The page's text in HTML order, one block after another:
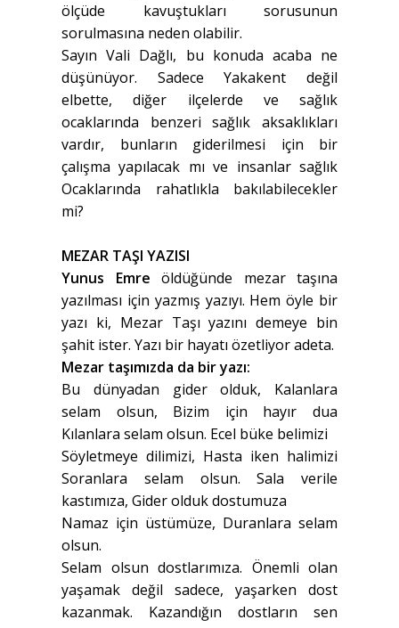
ölçüde kavuştukları sorusunun
sorulmasına neden olabilir.
Sayın Vali Dağlı, bu konuda acaba ne
düşünüyor. Sadece Yakakent değil
elbette, diğer ilçelerde ve sağlık
ocaklarında benzeri sağlık aksaklıkları
vardır, bunların giderilmesi için bir
çalışma yapılacak mı ve insanlar sağlık
Ocaklarında rahatlıkla bakılabilecekler
mi?
MEZAR TAŞI YAZISI
Yunus Emre öldüğünde mezar taşına
yazılması için yazmış yazıyı. Hem öyle bir
yazı ki, Mezar Taşı yazını demeye bin
şahit ister. Yazı bir hayatı özetliyor adeta.
Mezar taşımızda da bir yazı:
Bu dünyadan gider olduk, Kalanlara
selam olsun, Bizim için hayır dua
Kılanlara selam olsun. Ecel büke belimizi
Söyletmeye dilimizi, Hasta iken halimizi
Soranlara selam olsun. Sala verile
kastımıza, Gider olduk dostumuza
Namaz için üstümüze, Duranlara selam
olsun.
Selam olsun dostlarımıza. Önemli olan
yaşamak değil sadece, yaşarken dost
kazanmak. Kazandığın dostların sen